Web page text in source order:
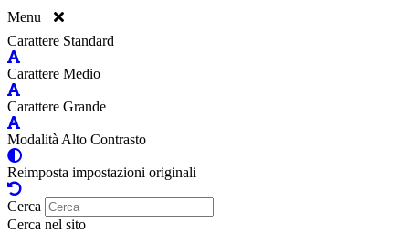
Menu
Carattere Standard
Carattere Medio
Carattere Grande
Modalità Alto Contrasto
Reimposta impostazioni originali
Cerca
Cerca nel sito